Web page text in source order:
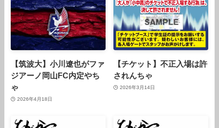
【筑波大】小川遼也がファ
ジアーノ岡山FC内定やち
ゃ
2026年4月18日
【チケット】不正入場は許
されんちゃ
2026年3月14日